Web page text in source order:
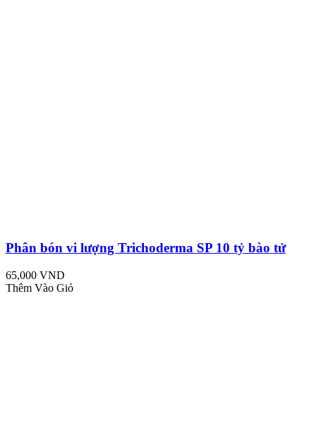
Phân bón vi lượng Trichoderma SP 10 tỷ bào tử
65,000 VND
Thêm Vào Giỏ